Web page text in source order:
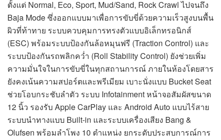
ตั้งแต่ Normal, Eco, Sport, Mud/Sand, Rock Crawl ไปจนถึง
Baja Mode ซึ่งออกแบบมาเพื่อการขับขี่ด้วยความเร็วสูงบนพื้น
ผิวที่ท้าทาย ระบบควบคุมการทรงตัวแบบอิเล็กทรอนิกส์
(ESC) พร้อมระบบป้องกันล้อหมุนฟรี (Traction Control) และ
ระบบป้องกันรถพลิกคว่ำ (Roll Stability Control) ยังช่วยเพิ่ม
ความมั่นใจในการขับขี่ในทุกสถานการณ์ ภายในห้องโดยสาร
ยังคงเน้นความสปอร์ตและพรีเมียม เบาะนั่งแบบ Bucket Seat
ช่วยโอบกระชับลำตัว ระบบ Infotainment หน้าจอสัมผัสขนาด
12 นิ้ว รองรับ Apple CarPlay และ Android Auto แบบไร้สาย
ระบบนำทางแบบ Built-in และระบบเครื่องเสียง Bang &
Olufsen พร้อมลำโพง 10 ตำแหน่ง ยกระดับประสบการณ์การ